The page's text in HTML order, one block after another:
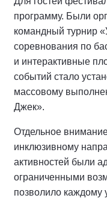
программу. Были
командный турнир
соревнования по
и интерактивные
событий стало
массовому
Джек».
Отдельное
инклюзивному
активностей были
ограниченными
позволило каждому